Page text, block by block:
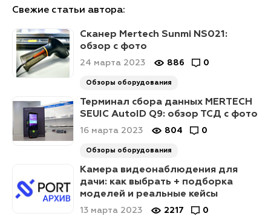
Свежие статьи автора:
Сканер Mertech Sunmi NS021:
обзор с фото
24 марта 2023 886 0
Обзоры оборудования
Терминал сбора данных MERTECH
SEUIC AutoID Q9: обзор ТСД с фото
16 марта 2023 804 0
Обзоры оборудования
Камера видеонаблюдения для
дачи: как выбрать + подборка
моделей и реальные кейсы
13 марта 2023 2217 0